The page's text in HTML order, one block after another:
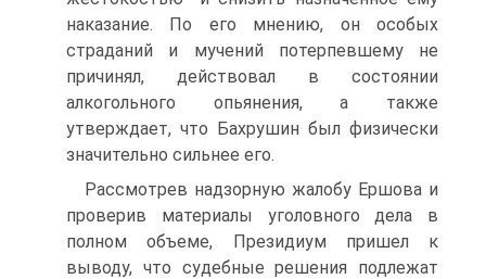
наказание. По его мнению, он особых
страданий и мучений потерпевшему не
причинял, действовал в состоянии
алкогольного опьянения, а также
утверждает, что Бахрушин был физически
значительно сильнее его.
Рассмотрев надзорную жалобу Ершова и
проверив материалы уголовного дела в
полном объеме, Президиум пришел к
выводу, что судебные решения подлежат